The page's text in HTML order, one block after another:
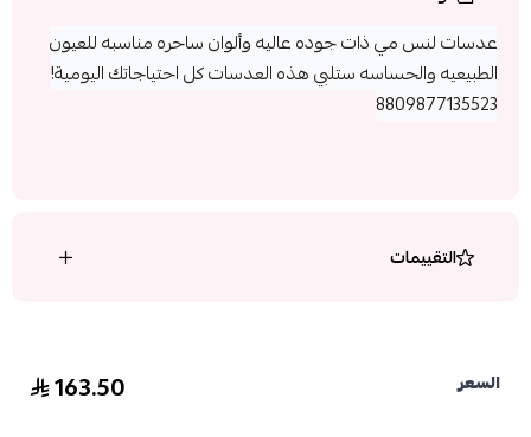
عدسات لنس مي ذات جوده عاليه وألوان ساحره مناسبه للعيون
الطبيعيه والحساسه ستلبي هذه العدسات كل احتياجاتك اليومية!
8809877135523
التقييمات
السعر 163.50